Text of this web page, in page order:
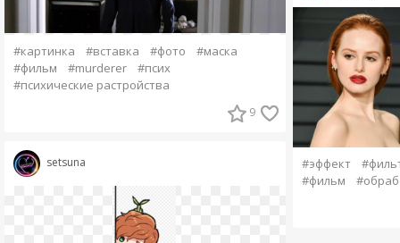
#картинка #вставка #фото
#маска
#фильм
#murderer
#псих
#психические растройства
9
setsuna #эффект
#фильм